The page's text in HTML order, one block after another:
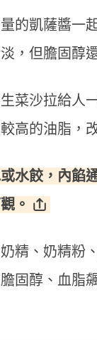
的凱薩醬一
，但膽固醇
菜沙拉給人
高的油脂，
水餃，內餡
。
精、奶精粉
固醇、血脂